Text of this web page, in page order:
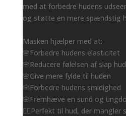
med at forbedre hudens
og støtte en mere spændstig
Masken hjælper med at:
🌸Forbedre hudens elasticitet
🌸Reducere følelsen af slap hud
🌸Give mere fylde til huden
🌸Forbedre hudens smidighed
🌸Fremhæve en sund og
👌🏻Perfekt til hud, der